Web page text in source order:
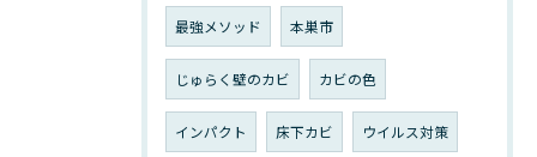
最強メソッド 本巣市
じゅらく壁のカビ カビの色
インパクト 床下カビ ウイルス対策